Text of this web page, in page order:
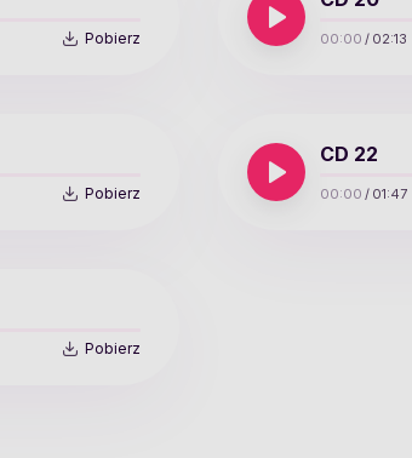
Pobierz 00:00 / 02:13
Pobierz
CD 22
00:00 / 01:47
Pobierz